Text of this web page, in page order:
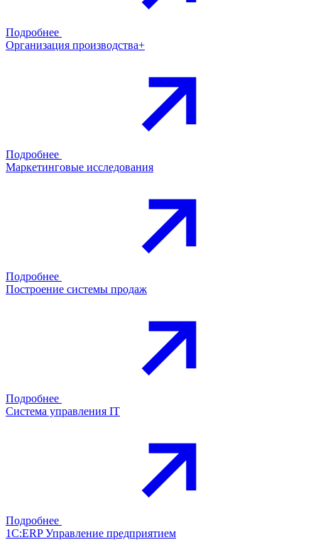
Подробнее
Организация производства+
Подробнее
Маркетинговые исследования
Подробнее
Построение системы продаж
Подробнее
Система управления IT
Подробнее
1С:ERP Управление предприятием